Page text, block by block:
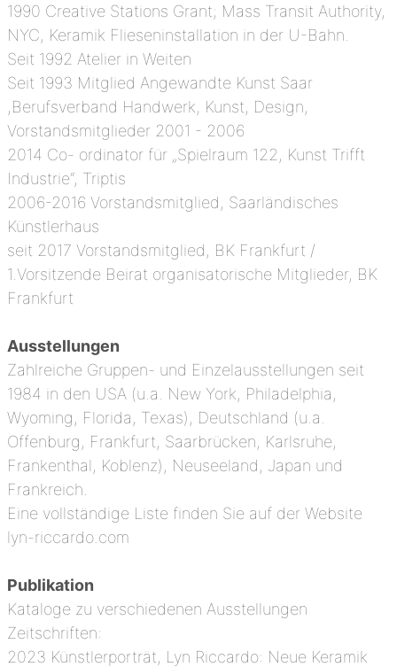
1990 Creative Stations Grant; Mass Transit Authority,
NYC, Keramik Flieseninstallation in der U-Bahn.
Seit 1992 Atelier in Weiten
Seit 1993 Mitglied Angewandte Kunst Saar
,Berufsverband Handwerk, Kunst, Design,
Vorstandsmitglieder 2001 - 2006
2014 Co- ordinator für „Spielraum 122, Kunst Trifft
Industrie“, Triptis
2006-2016 Vorstandsmitglied, Saarländisches
Künstlerhaus
seit 2017 Vorstandsmitglied, BK Frankfurt /
1.Vorsitzende Beirat organisatorische Mitglieder, BK
Frankfurt
Ausstellungen
Zahlreiche Gruppen- und Einzelausstellungen seit
1984 in den USA (u.a. New York, Philadelphia,
Wyoming, Florida, Texas), Deutschland (u.a.
Offenburg, Frankfurt, Saarbrücken, Karlsruhe,
Frankenthal, Koblenz), Neuseeland, Japan und
Frankreich.
Eine vollständige Liste finden Sie auf der Website
lyn-riccardo.com
Publikation
Kataloge zu verschiedenen Ausstellungen
Zeitschriften:
2023 Künstlerporträt, Lyn Riccardo: Neue Keramik